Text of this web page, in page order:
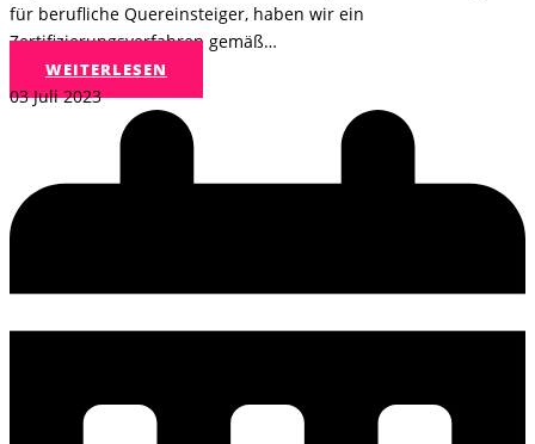
für berufliche Quereinsteiger, haben wir ein
Zertifizierungsverfahren gemäß…
WEITERLESEN
03 Juli 2023